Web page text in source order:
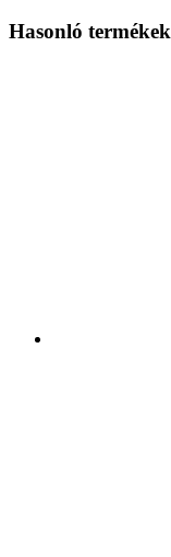
Hasonló termékek